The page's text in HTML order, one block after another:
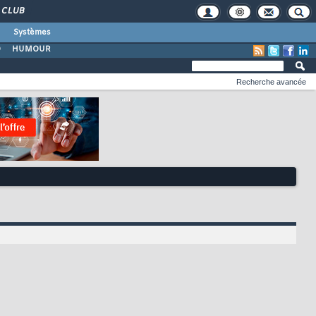
CLUB
Systèmes
HUMOUR
Recherche avancée